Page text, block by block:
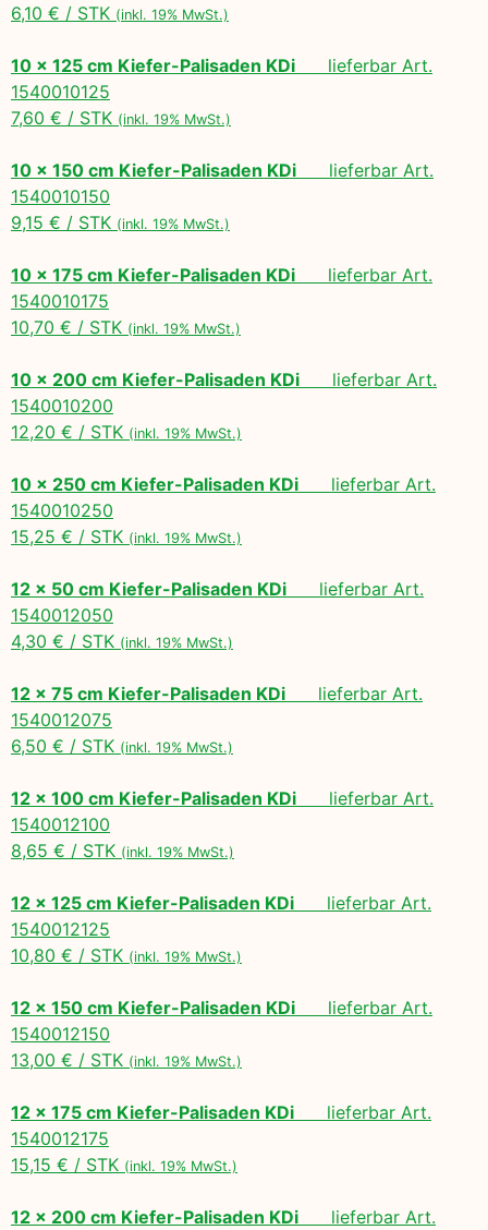
6,10 € / STK (inkl. 19% MwSt.)
10 x 125 cm Kiefer-Palisaden KDi lieferbar Art.
1540010125
7,60 € / STK (inkl. 19% MwSt.)
10 x 150 cm Kiefer-Palisaden KDi lieferbar Art.
1540010150
9,15 € / STK (inkl. 19% MwSt.)
10 x 175 cm Kiefer-Palisaden KDi lieferbar Art.
1540010175
10,70 € / STK (inkl. 19% MwSt.)
10 x 200 cm Kiefer-Palisaden KDi lieferbar Art.
1540010200
12,20 € / STK (inkl. 19% MwSt.)
10 x 250 cm Kiefer-Palisaden KDi lieferbar Art.
1540010250
15,25 € / STK (inkl. 19% MwSt.)
12 x 50 cm Kiefer-Palisaden KDi lieferbar Art.
1540012050
4,30 € / STK (inkl. 19% MwSt.)
12 x 75 cm Kiefer-Palisaden KDi lieferbar Art.
1540012075
6,50 € / STK (inkl. 19% MwSt.)
12 x 100 cm Kiefer-Palisaden KDi lieferbar Art.
1540012100
8,65 € / STK (inkl. 19% MwSt.)
12 x 125 cm Kiefer-Palisaden KDi lieferbar Art.
1540012125
10,80 € / STK (inkl. 19% MwSt.)
12 x 150 cm Kiefer-Palisaden KDi lieferbar Art.
1540012150
13,00 € / STK (inkl. 19% MwSt.)
12 x 175 cm Kiefer-Palisaden KDi lieferbar Art.
1540012175
15,15 € / STK (inkl. 19% MwSt.)
12 x 200 cm Kiefer-Palisaden KDi lieferbar Art.